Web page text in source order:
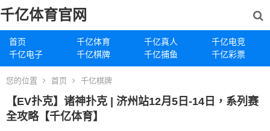
千亿体育官网
首页 千亿体育 千亿真人
千亿电竞
千亿电子
千亿棋牌 千亿捕鱼 千亿彩票
您的位置 首页 千亿棋牌
【EV扑克】诸神扑克 | 济州站12月5日-14日，系列赛
全攻略【千亿体育】